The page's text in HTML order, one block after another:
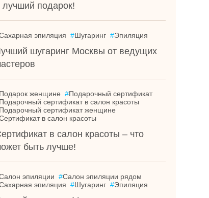
лучший подарок!
эпиляция #Шугаринг #Эпиляция
шугаринг Москвы от ведущих
Подарок женщине #Подарочный сертификат
Подарочный сертификат в салон красоты
Подарочный сертификат женщине
в салон красоты
в салон красоты – что
быть лучше!
эпиляции #Салон эпиляции рядом
эпиляция #Шугаринг #Эпиляция